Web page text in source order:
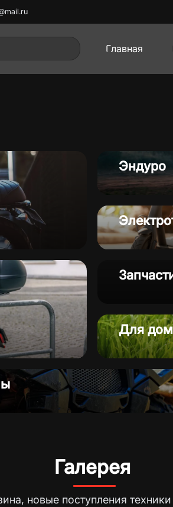
Главная
Электротранспорт
Запчасти
Эндуро
Для
Галерея
новые поступления